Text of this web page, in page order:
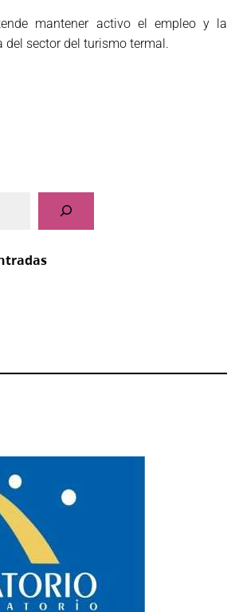
mantener activo el empleo y la
sector del turismo termal.